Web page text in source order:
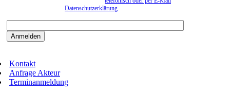
Datenschutzerklärung
Kontakt
Anfrage Akteur
Terminanmeldung